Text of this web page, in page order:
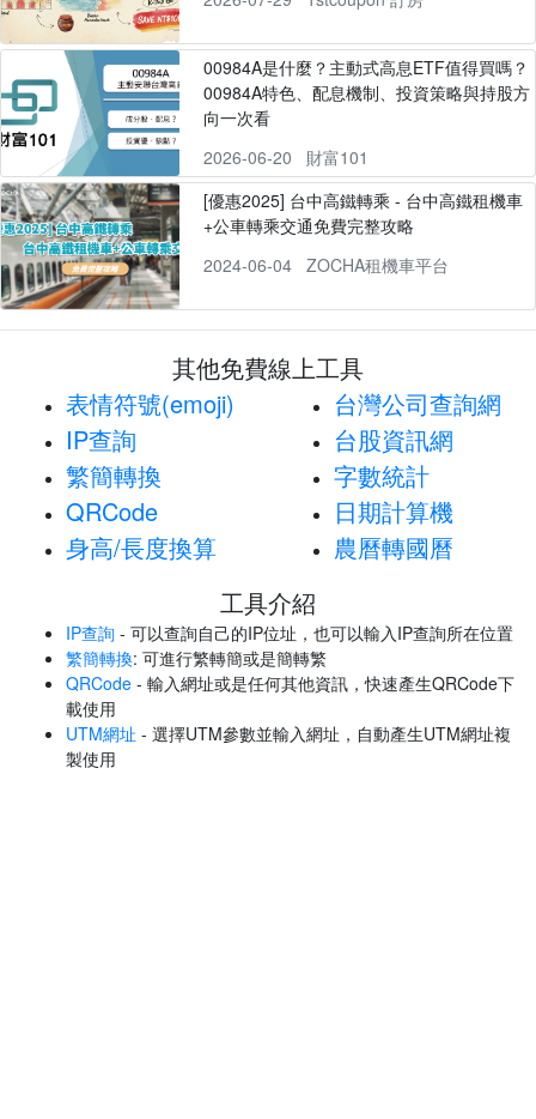
00984A是什麼？主動式高息ETF值得買嗎？
00984A特色、配息機制、投資策略與持股方
向一次看
2026-06-20
財富101
[優惠2025] 台中高鐵轉乘 - 台中高鐵租機車
+公車轉乘交通免費完整攻略
2024-06-04
ZOCHA租機車平台
其他免費線上工具
表情符號(emoji)
IP查詢
繁簡轉換
QRCode
身高/長度換算
台灣公司查詢網
台股資訊網
字數統計
日期計算機
農曆轉國曆
工具介紹
IP查詢 - 可以查詢自己的IP位址，也可以輸入IP查詢所在位置
繁簡轉換: 可進行繁轉簡或是簡轉繁
QRCode - 輸入網址或是任何其他資訊，快速產生QRCode下
載使用
UTM網址 - 選擇UTM參數並輸入網址，自動產生UTM網址複
製使用